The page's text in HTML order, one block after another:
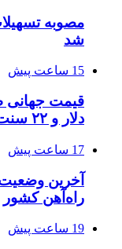
مصوبه
شد
15 ساعت پیش
دلار و ۲۲ سنت رسید
17 ساعت پیش
آخرین
راه‌آهن کشور
19 ساعت پیش